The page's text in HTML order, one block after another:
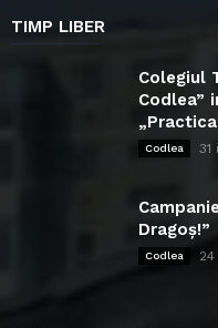
TIMP LIBER
Colegiul
Codlea”
Codlea 31
Dragoș!”
Codlea